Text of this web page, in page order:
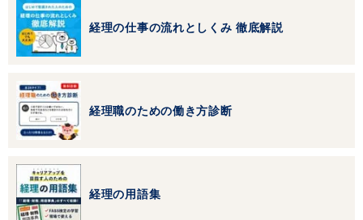
経理の仕事の流れとしくみ 徹底解説
経理職のための働き方診断
経理の用語集